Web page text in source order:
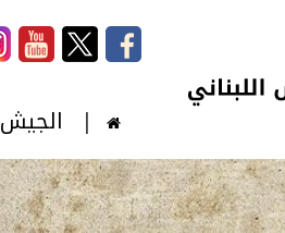
الجيش